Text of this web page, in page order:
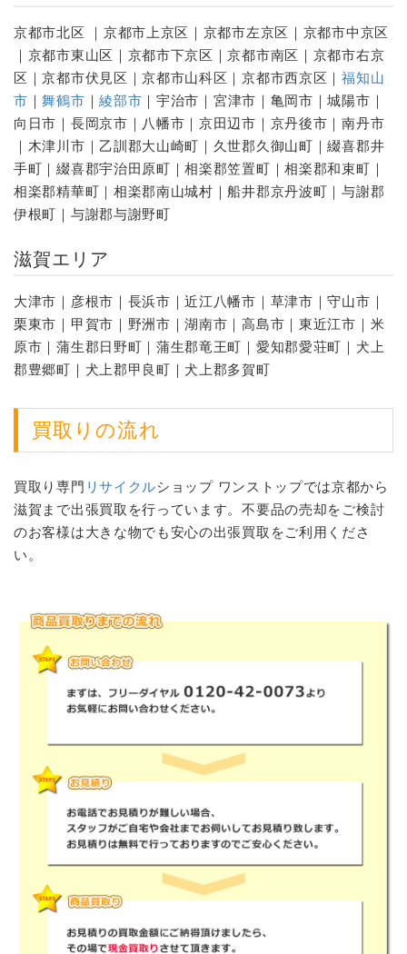
京都市北区 ｜京都市上京区｜京都市左京区｜京都市中京区
｜京都市東山区｜京都市下京区｜京都市南区｜京都市右京
区｜京都市伏見区｜京都市山科区｜京都市西京区｜福知山
市 ｜舞鶴市 ｜綾部市 ｜宇治市｜宮津市｜亀岡市｜城陽市｜
向日市｜長岡京市｜八幡市｜京田辺市｜京丹後市｜南丹市
｜木津川市｜乙訓郡大山崎町｜久世郡久御山町｜綴喜郡井
手町｜綴喜郡宇治田原町｜相楽郡笠置町｜相楽郡和束町｜
相楽郡精華町｜相楽郡南山城村｜船井郡京丹波町｜与謝郡
伊根町｜与謝郡与謝野町
滋賀エリア
大津市｜彦根市｜長浜市｜近江八幡市｜草津市｜守山市｜
栗東市｜甲賀市｜野洲市｜湖南市｜高島市｜東近江市｜米
原市｜蒲生郡日野町｜蒲生郡竜王町｜愛知郡愛荘町｜犬上
郡豊郷町｜犬上郡甲良町｜犬上郡多賀町
買取りの流れ
買取り専門 リサイクルショップ ワンストップでは京都から
滋賀まで出張買取を行っています。不要品の売却をご検討
のお客様は大きな物でも安心の出張買取をご利用くださ
い。